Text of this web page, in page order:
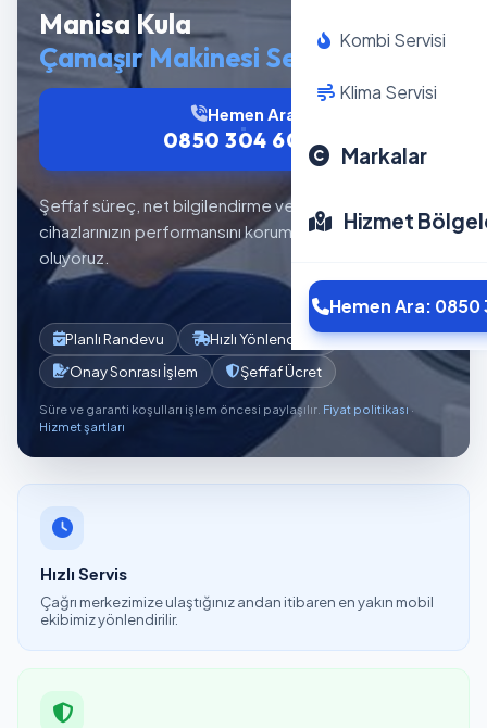
Kombi Servisi
Klima Servisi
Markalar
Hizmet
Hemen Ara: 0850
Manisa Kula
Çamaşır Makinesi Servisi
Şeffaf süreç, net bilgilendirme ve planlı servis akışıyla
cihazlarınızın performansını korumaya yardımcı
oluyoruz.
Hemen Ara
0850 304 6012
Planlı Randevu
Hızlı Yönlendirme
Onay Sonrası İşlem
Şeffaf Ücret
Süre ve garanti koşulları işlem öncesi paylaşılır. Fiyat politikası·
Hizmet şartları
Hızlı Servis
Çağrı merkezimize ulaştığınız andan itibaren en yakın mobil
ekibimiz yönlendirilir.